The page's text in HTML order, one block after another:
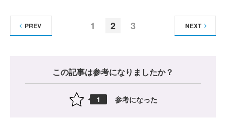
1 2 3
PREV NEXT
この記事は参考になりましたか？
1 参考になった